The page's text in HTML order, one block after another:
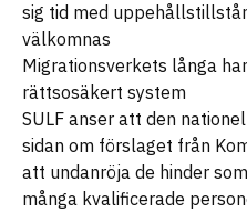
sig tid med
välkomnas
Migrationsverkets långa
rättsosäkert system
SULF anser att den
sidan om förslaget från
att undanröja de hinder
många kvalificerade